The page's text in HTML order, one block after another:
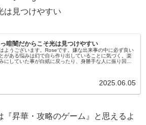
は見つけやすい
暗闇だからこそ光は見つけやすい
ようございます。Roseです。嫌な出来事の中に必ず良い
がある悩みは幻で自ら作り出していることに気づく。楽
にしていた事が白紙に戻ったり、身勝手な人に振り回さ
2025.06.05
『昇華・攻略のゲーム』と思えるよ